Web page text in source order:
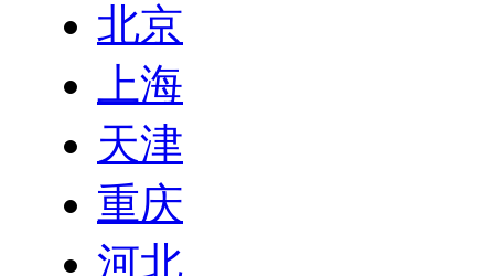
北京
上海
天津
重庆
河北